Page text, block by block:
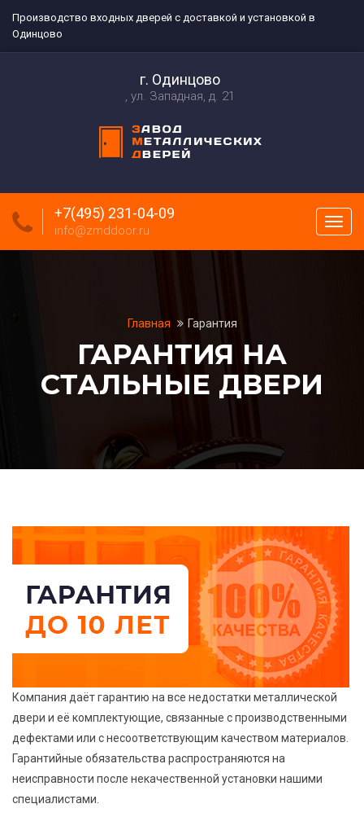
Производство входных дверей с доставкой и установкой в
Одинцово
г. Одинцово
ул. Западная, д. 21
меню
+7(495) 231-04-09
info@zmddoor.ru
Главная Гарантия
ГАРАНТИЯ НА
СТАЛЬНЫЕ ДВЕРИ
Компания даёт гарантию на все недостатки металлической
двери и её комплектующие, связанные с производственными
дефектами или с несоответствующим качеством материалов.
Гарантийные обязательства распространяются на
неисправности после некачественной установки нашими
специалистами.